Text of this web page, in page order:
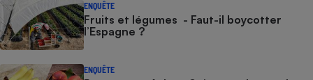
ENQUÊTE
Fruits et légumes - Faut-il boycotter
l’Espagne ?
ENQUÊTE